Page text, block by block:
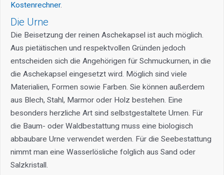
Kostenrechner.
Die Urne
Die Beisetzung der reinen Aschekapsel ist auch möglich.
Aus pietätischen und respektvollen Gründen jedoch
entscheiden sich die Angehörigen für Schmuckurnen, in die
die Aschekapsel eingesetzt wird. Möglich sind viele
Materialien, Formen sowie Farben. Sie können außerdem
aus Blech, Stahl, Marmor oder Holz bestehen. Eine
besonders herzliche Art sind selbstgestaltete Urnen. Für
die Baum- oder Waldbestattung muss eine biologisch
abbaubare Urne verwendet werden. Für die Seebestattung
nimmt man eine Wasserlösliche folglich aus Sand oder
Salzkristall.